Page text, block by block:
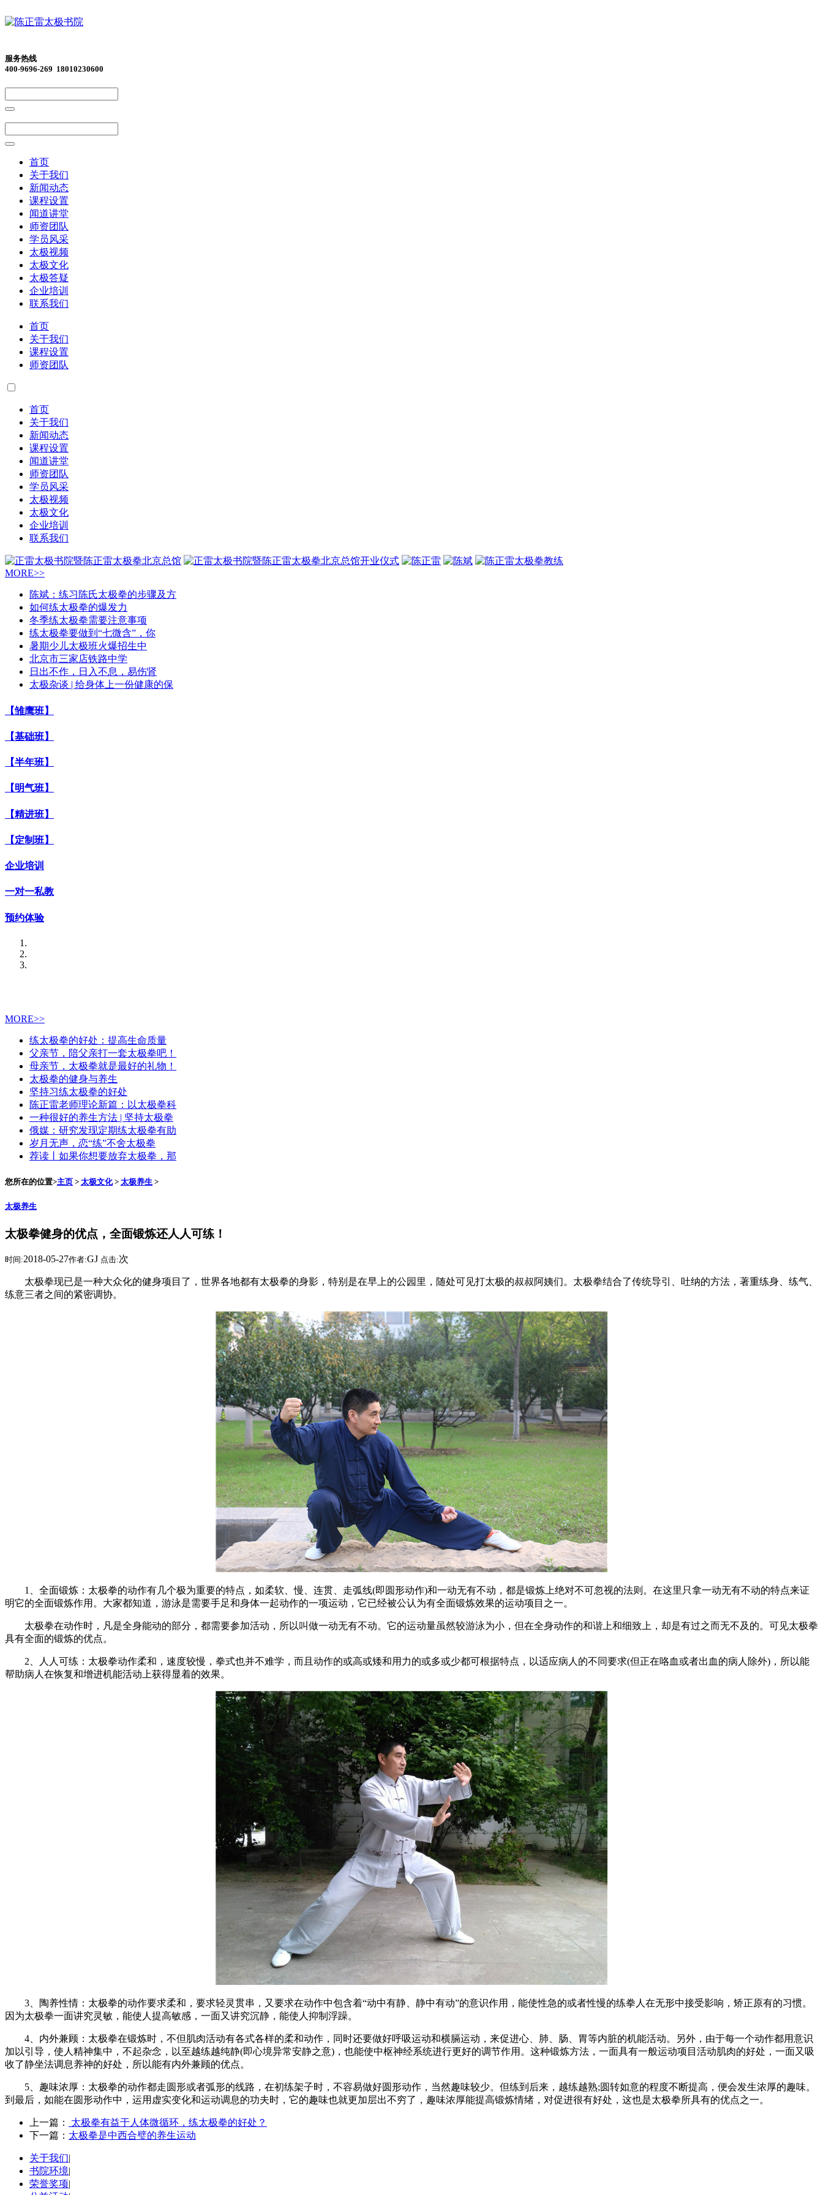
服务热线
400-9696-269 18010230600
首页
关于我们
新闻动态
课程设置
闻道讲堂
师资团队
学员风采
太极视频
太极文化
太极答疑
企业培训
联系我们
首页
关于我们
课程设置
师资团队
首页
关于我们
新闻动态
课程设置
闻道讲堂
师资团队
学员风采
太极视频
太极文化
企业培训
联系我们
MORE>>
陈斌：练习陈氏太极拳的步骤及方
如何练太极拳的爆发力
冬季练太极拳需要注意事项
练太极拳要做到“七微含”，你
暑期少儿太极班火爆招生中
北京市三家店铁路中学
日出不作，日入不息，易伤肾
太极杂谈 | 给身体上一份健康的保
【雏鹰班】
【基础班】
【半年班】
【明气班】
【精进班】
【定制班】
企业培训
一对一私教
预约体验
MORE>>
练太极拳的好处：提高生命质量
父亲节，陪父亲打一套太极拳吧！
母亲节，太极拳就是最好的礼物！
太极拳的健身与养生
坚持习练太极拳的好处
陈正雷老师理论新篇：以太极拳科
一种很好的养生方法 | 坚持太极拳
俄媒：研究发现定期练太极拳有助
岁月无声，恋“练”不舍太极拳
荐读丨如果你想要放弃太极拳，那
您所在的位置>主页 > 太极文化> 太极养生 >
太极养生
太极拳健身的优点，全面锻炼还人人可练！
时间:2018-05-27作者:GJ 点击:次
太极拳现已是一种大众化的健身项目了，世界各地都有太极拳的身影，特别是在早上的公园里，随处可见打太极的叔叔阿姨们。太极拳结合了传统导引、吐纳的方法，著重练身、练气、
练意三者之间的紧密调协。
1、全面锻炼：太极拳的动作有几个极为重要的特点，如柔软、慢、连贯、走弧线(即圆形动作)和一动无有不动，都是锻炼上绝对不可忽视的法则。在这里只拿一动无有不动的特点来证
明它的全面锻炼作用。大家都知道，游泳是需要手足和身体一起动作的一项运动，它已经被公认为有全面锻炼效果的运动项目之一。
太极拳在动作时，凡是全身能动的部分，都需要参加活动，所以叫做一动无有不动。它的运动量虽然较游泳为小，但在全身动作的和谐上和细致上，却是有过之而无不及的。可见太极拳
具有全面的锻炼的优点。
2、人人可练：太极拳动作柔和，速度较慢，拳式也并不难学，而且动作的或高或矮和用力的或多或少都可根据特点，以适应病人的不同要求(但正在咯血或者出血的病人除外)，所以能
帮助病人在恢复和增进机能活动上获得显着的效果。
3、陶养性情：太极拳的动作要求柔和，要求轻灵贯串，又要求在动作中包含着“动中有静、静中有动”的意识作用，能使性急的或者性慢的练拳人在无形中接受影响，矫正原有的习惯。
因为太极拳一面讲究灵敏，能使人提高敏感，一面又讲究沉静，能使人抑制浮躁。
4、内外兼顾：太极拳在锻炼时，不但肌肉活动有各式各样的柔和动作，同时还要做好呼吸运动和横膈运动，来促进心、肺、肠、胃等内脏的机能活动。另外，由于每一个动作都用意识
加以引导，使人精神集中，不起杂念，以至越练越纯静(即心境异常安静之意)，也能使中枢神经系统进行更好的调节作用。这种锻炼方法，一面具有一般运动项目活动肌肉的好处，一面又吸
收了静坐法调息养神的好处，所以能有内外兼顾的优点。
5、趣味浓厚：太极拳的动作都走圆形或者弧形的线路，在初练架子时，不容易做好圆形动作，当然趣味较少。但练到后来，越练越熟;圆转如意的程度不断提高，便会发生浓厚的趣味。
到最后，如能在圆形动作中，运用虚实变化和运动调息的功夫时，它的趣味也就更加层出不穷了，趣味浓厚能提高锻炼情绪，对促进很有好处，这也是太极拳所具有的优点之一。
上一篇：
太极拳有益于人体微循环，练太极拳的好处？
下一篇： 太极拳是中西合璧的养生运动
关于我们|
书院环境|
荣誉奖项|